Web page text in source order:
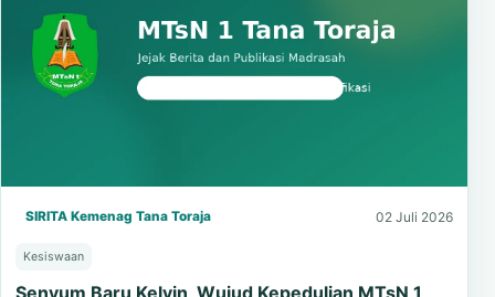
SIRITA Kemenag Tana Toraja 02 Juli 2026
Kesiswaan